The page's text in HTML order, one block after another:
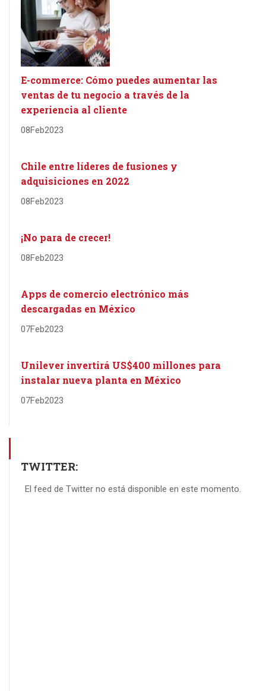
E-commerce: Cómo puedes aumentar las
ventas de tu negocio a través de la
experiencia al cliente
08Feb2023
Chile entre líderes de fusiones y
adquisiciones en 2022
08Feb2023
¡No para de crecer!
08Feb2023
Apps de comercio electrónico más
descargadas en México
07Feb2023
Unilever invertirá US$400 millones para
instalar nueva planta en México
07Feb2023
TWITTER:
El feed de Twitter no está disponible en este momento.